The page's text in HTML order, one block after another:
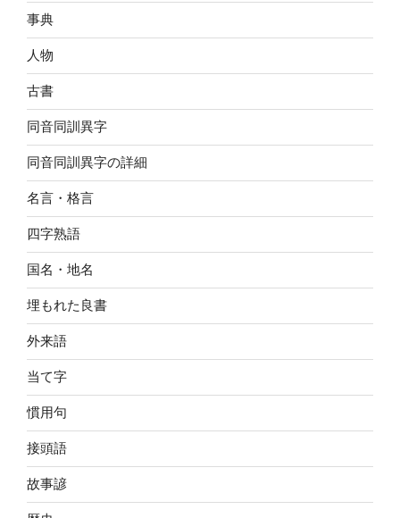
事典
人物
古書
同音同訓異字
同音同訓異字の詳細
名言・格言
四字熟語
国名・地名
埋もれた良書
外来語
当て字
慣用句
接頭語
故事諺